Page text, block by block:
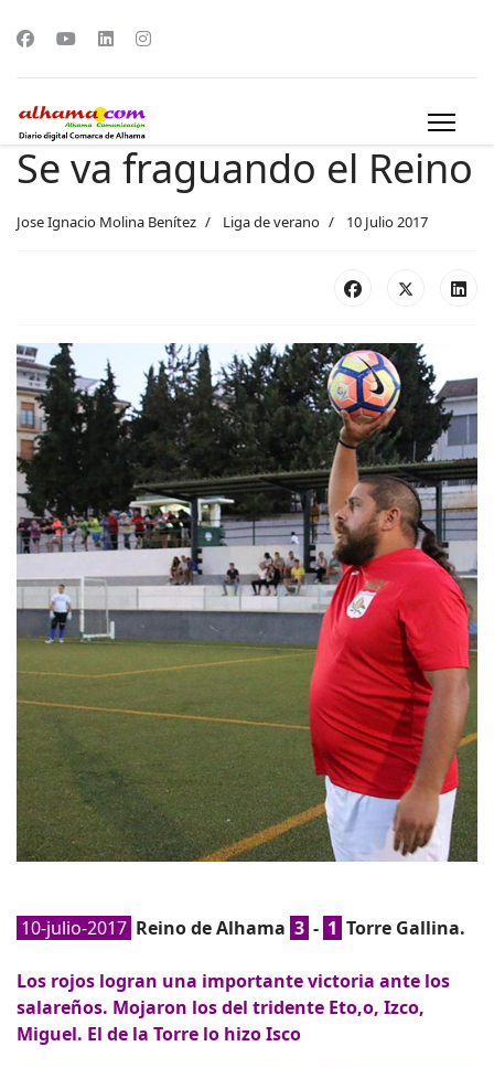
Se va fraguando el Reino
Jose Ignacio Molina Benítez Liga de verano 10 Julio 2017
10-julio-2017 Reino de Alhama 3 - 1 Torre Gallina.
Los rojos logran una importante victoria ante los
salareños. Mojaron los del tridente Eto,o, Izco,
Miguel. El de la Torre lo hizo Isco